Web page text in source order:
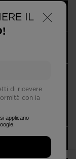
×
IL
di ricevere
con la
applicano